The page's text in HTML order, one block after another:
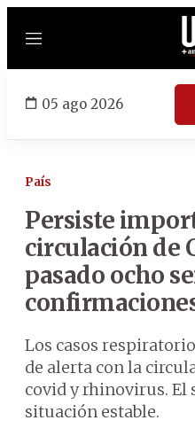
Menú
05 ago 2026
País
Persiste
circulación de
pasado ocho
Los casos
de alerta con la
covid y rhinovirus. El
situación estable.